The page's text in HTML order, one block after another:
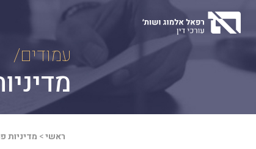
content
עמודים/
ראשי> מדיניות